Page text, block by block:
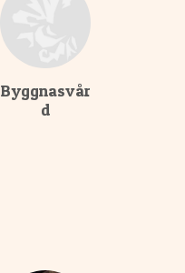
Byggnasvår
d